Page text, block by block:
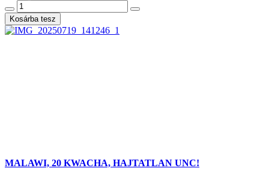
MALAWI, 20 KWACHA, HAJTATLAN UNC!